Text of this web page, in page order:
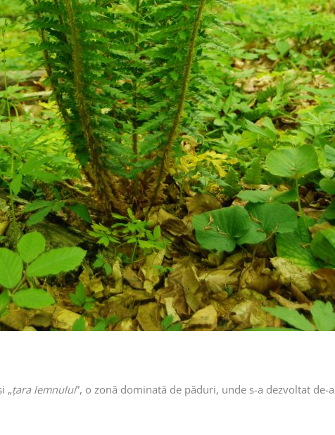
„țara lemnului”, o zonă dominată de păduri, unde s-a dezvoltat